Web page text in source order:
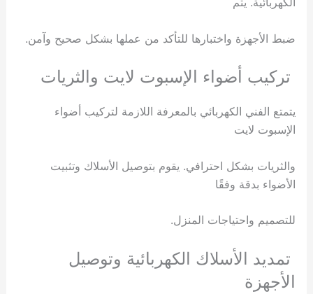
ضبط الأجهزة واختبارها للتأكد من عملها بشكل صحيح وآمن.
تركيب أضواء الإسبوت لايت والثريات
يتمتع الفني الكهربائي بالمعرفة اللازمة لتركيب أضواء
الإسبوت لايت
والثريات بشكل احترافي. يقوم بتوصيل الأسلاك وتثبيت
الأضواء بدقة وفقًا
للتصميم واحتياجات المنزل.
تمديد الأسلاك الكهربائية وتوصيل
الأجهزة